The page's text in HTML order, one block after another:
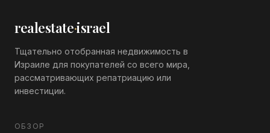
realestate·israel
Тщательно отобранная недвижимость в
Израиле для покупателей со всего мира,
рассматривающих репатриацию или
инвестиции.
ОБЗОР